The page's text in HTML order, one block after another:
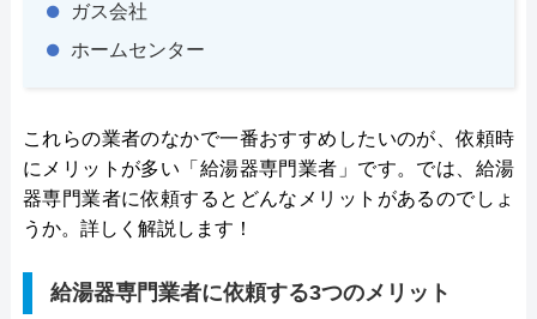
ガス会社
ホームセンター
これらの業者のなかで一番おすすめしたいのが、依頼時
にメリットが多い「給湯器専門業者」です。では、給湯
器専門業者に依頼するとどんなメリットがあるのでしょ
うか。詳しく解説します！
給湯器専門業者に依頼する3つのメリット